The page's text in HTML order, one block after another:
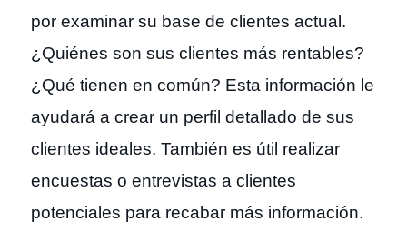
por examinar su base de clientes actual.
¿Quiénes son sus clientes más rentables?
¿Qué tienen en común? Esta información le
ayudará a crear un perfil detallado de sus
clientes ideales. También es útil realizar
encuestas o entrevistas a clientes
potenciales para recabar más información.